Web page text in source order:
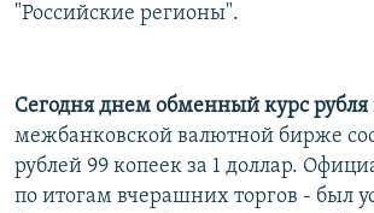
"Российские регионы".
Сегодня днем обменный курс рубля
межбанковской валютной бирже
рублей 99 копеек за 1 доллар.
по итогам вчерашних торгов - был